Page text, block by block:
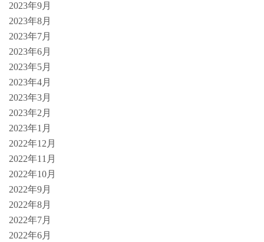
2023年9月
2023年8月
2023年7月
2023年6月
2023年5月
2023年4月
2023年3月
2023年2月
2023年1月
2022年12月
2022年11月
2022年10月
2022年9月
2022年8月
2022年7月
2022年6月